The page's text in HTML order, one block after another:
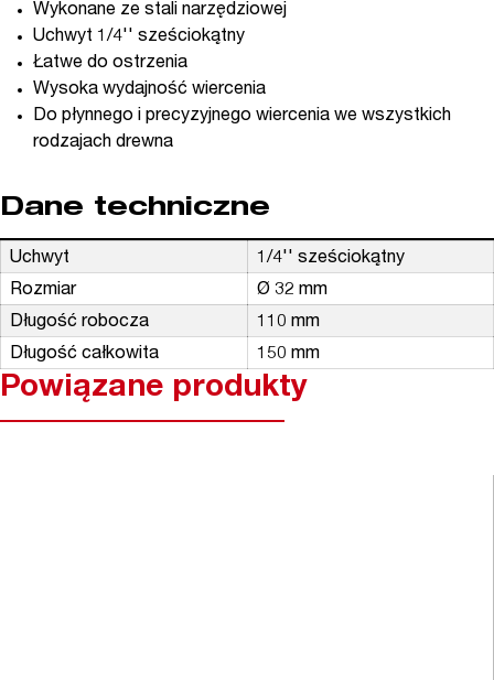
Wykonane ze stali narzędziowej
Uchwyt 1/4'' sześciokątny
Łatwe do ostrzenia
Wysoka wydajność wiercenia
Do płynnego i precyzyjnego wiercenia we wszystkich
rodzajach drewna
Dane techniczne
Uchwyt
1/4'' sześciokątny
Rozmiar
Ø 32 mm
Długość robocza
110 mm
Długość całkowita
150 mm
Powiązane produkty